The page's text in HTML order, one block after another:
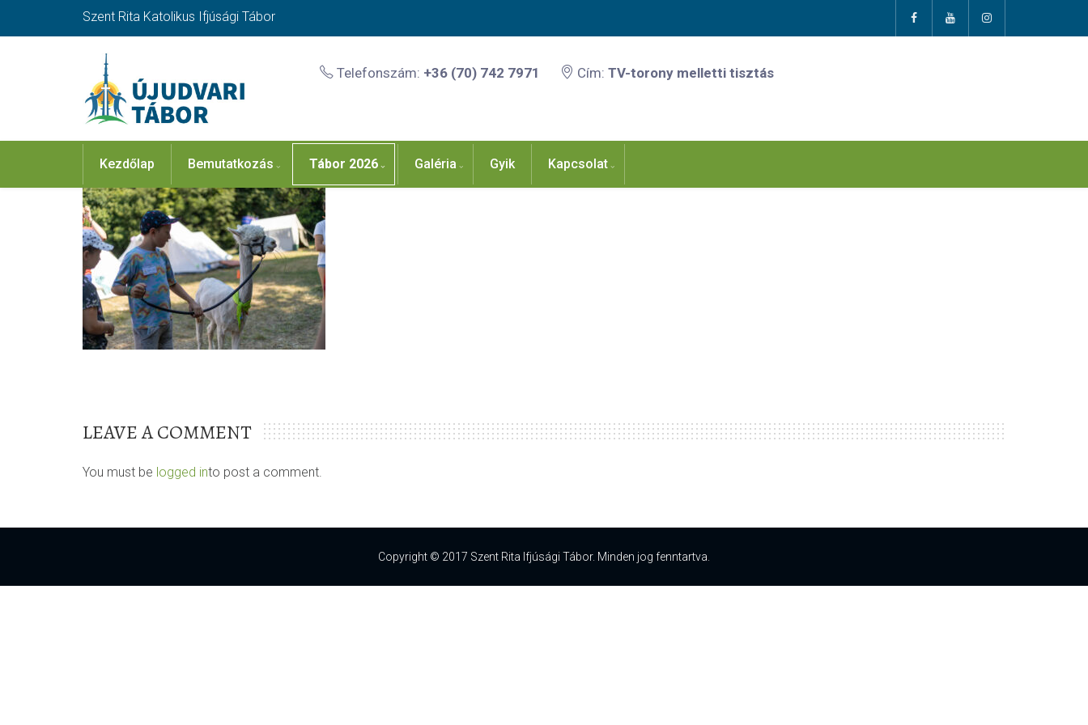
Szent Rita Katolikus Ifjúsági Tábor
Telefonszám: +36 (70) 742 7971 Cím: TV-torony melletti tisztás
Kezdőlap Bemutatkozás Tábor 2026 Galéria Gyik Kapcsolat
LEAVE A COMMENT
You must be logged into post a comment.
Copyright © 2017 Szent Rita Ifjúsági Tábor. Minden jog fenntartva.